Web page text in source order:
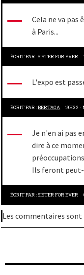
Cela ne va pas
à Paris...
ÉCRIT PAR :SISTER FOR EVER
L'expo est
ÉCRIT PAR :BERTAGA 19H32 -
Je n'en ai pas
dire à ce
Ils feront peut-
ÉCRIT PAR :SISTER FOR EVER
Les commentaires sont